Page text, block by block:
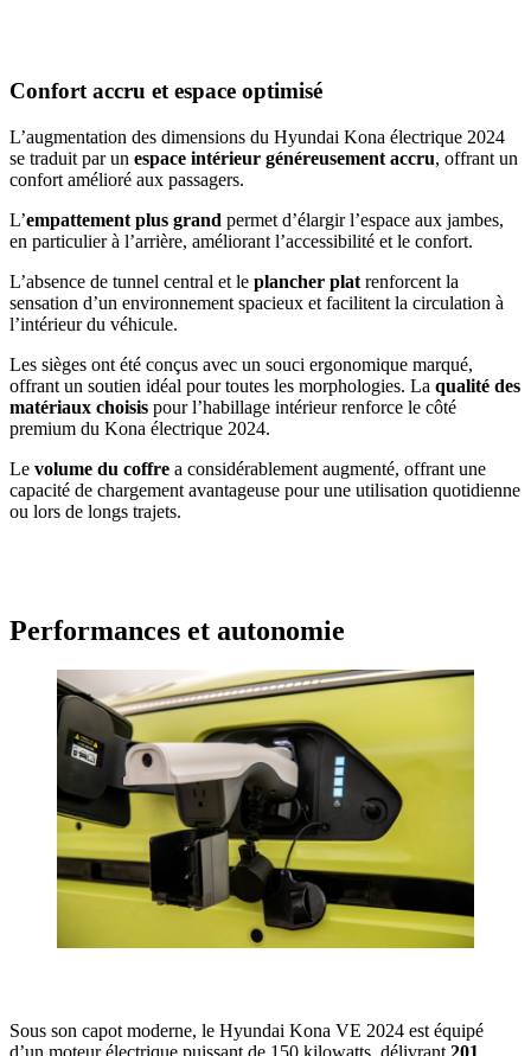
Confort accru et espace optimisé
L’augmentation des dimensions du Hyundai Kona électrique 2024
se traduit par un espace intérieur généreusement accru, offrant un
confort amélioré aux passagers.
L’empattement plus grand permet d’élargir l’espace aux jambes,
en particulier à l’arrière, améliorant l’accessibilité et le confort.
L’absence de tunnel central et le plancher plat renforcent la
sensation d’un environnement spacieux et facilitent la circulation à
l’intérieur du véhicule.
Les sièges ont été conçus avec un souci ergonomique marqué,
offrant un soutien idéal pour toutes les morphologies. La qualité des
matériaux choisis pour l’habillage intérieur renforce le côté
premium du Kona électrique 2024.
Le volume du coffre a considérablement augmenté, offrant une
capacité de chargement avantageuse pour une utilisation quotidienne
ou lors de longs trajets.
Performances et autonomie
Sous son capot moderne, le Hyundai Kona VE 2024 est équipé
d’un moteur électrique puissant de 150 kilowatts, délivrant 201